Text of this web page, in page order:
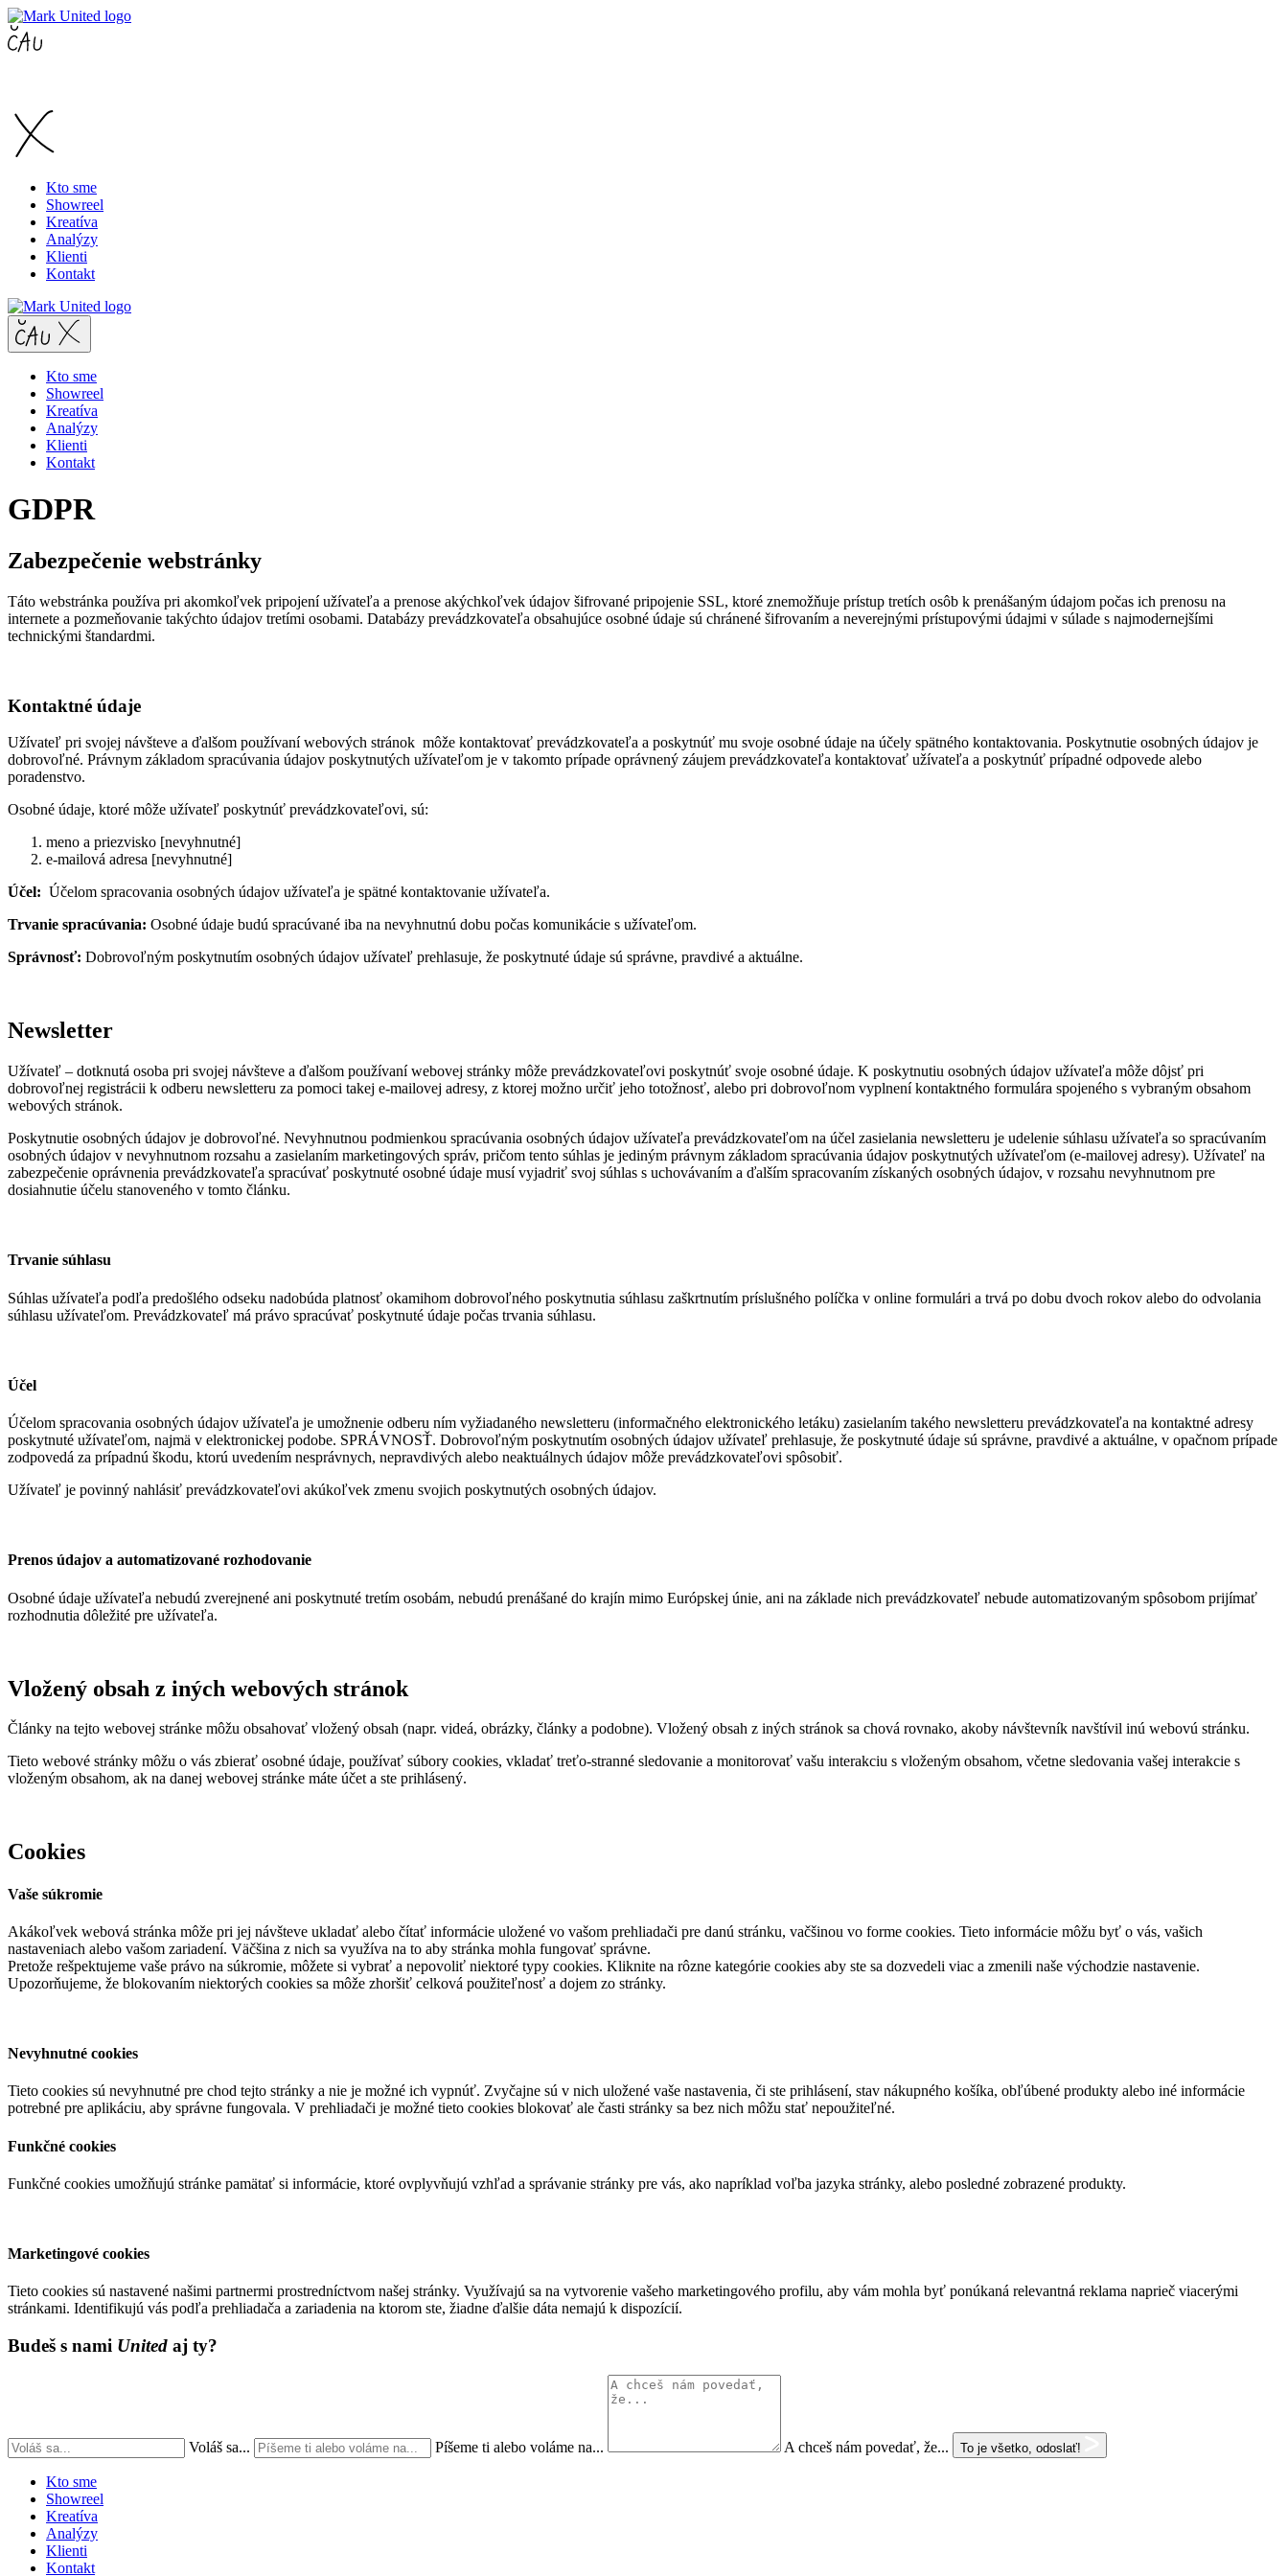
Kto sme
Showreel
Kreatíva
Analýzy
Klienti
Kontakt
Kto sme
Showreel
Kreatíva
Analýzy
Klienti
Kontakt
GDPR
Zabezpečenie webstránky
Táto webstránka používa pri akomkoľvek pripojení užívateľa a prenose akýchkoľvek údajov šifrované pripojenie SSL, ktoré znemožňuje prístup tretích osôb k prenášaným údajom počas ich prenosu na
internete a pozmeňovanie takýchto údajov tretími osobami. Databázy prevádzkovateľa obsahujúce osobné údaje sú chránené šifrovaním a neverejnými prístupovými údajmi v súlade s najmodernejšími
technickými štandardmi.
Kontaktné údaje
Užívateľ pri svojej návšteve a ďalšom používaní webových stránok môže kontaktovať prevádzkovateľa a poskytnúť mu svoje osobné údaje na účely spätného kontaktovania. Poskytnutie osobných údajov je
dobrovoľné. Právnym základom spracúvania údajov poskytnutých užívateľom je v takomto prípade oprávnený záujem prevádzkovateľa kontaktovať užívateľa a poskytnúť prípadné odpovede alebo
poradenstvo.
Osobné údaje, ktoré môže užívateľ poskytnúť prevádzkovateľovi, sú:
meno a priezvisko [nevyhnutné]
e-mailová adresa [nevyhnutné]
Účel: Účelom spracovania osobných údajov užívateľa je spätné kontaktovanie užívateľa.
Trvanie spracúvania: Osobné údaje budú spracúvané iba na nevyhnutnú dobu počas komunikácie s užívateľom.
Správnosť: Dobrovoľným poskytnutím osobných údajov užívateľ prehlasuje, že poskytnuté údaje sú správne, pravdivé a aktuálne.
Newsletter
Užívateľ – dotknutá osoba pri svojej návšteve a ďalšom používaní webovej stránky môže prevádzkovateľovi poskytnúť svoje osobné údaje. K poskytnutiu osobných údajov užívateľa môže dôjsť pri
dobrovoľnej registrácii k odberu newsletteru za pomoci takej e-mailovej adresy, z ktorej možno určiť jeho totožnosť, alebo pri dobrovoľnom vyplnení kontaktného formulára spojeného s vybraným obsahom
webových stránok.
Poskytnutie osobných údajov je dobrovoľné. Nevyhnutnou podmienkou spracúvania osobných údajov užívateľa prevádzkovateľom na účel zasielania newsletteru je udelenie súhlasu užívateľa so spracúvaním
osobných údajov v nevyhnutnom rozsahu a zasielaním marketingových správ, pričom tento súhlas je jediným právnym základom spracúvania údajov poskytnutých užívateľom (e-mailovej adresy). Užívateľ na
zabezpečenie oprávnenia prevádzkovateľa spracúvať poskytnuté osobné údaje musí vyjadriť svoj súhlas s uchovávaním a ďalším spracovaním získaných osobných údajov, v rozsahu nevyhnutnom pre
dosiahnutie účelu stanoveného v tomto článku.
Trvanie súhlasu
Súhlas užívateľa podľa predošlého odseku nadobúda platnosť okamihom dobrovoľného poskytnutia súhlasu zaškrtnutím príslušného políčka v online formulári a trvá po dobu dvoch rokov alebo do odvolania
súhlasu užívateľom. Prevádzkovateľ má právo spracúvať poskytnuté údaje počas trvania súhlasu.
Účel
Účelom spracovania osobných údajov užívateľa je umožnenie odberu ním vyžiadaného newsletteru (informačného elektronického letáku) zasielaním takého newsletteru prevádzkovateľa na kontaktné adresy
poskytnuté užívateľom, najmä v elektronickej podobe. SPRÁVNOSŤ. Dobrovoľným poskytnutím osobných údajov užívateľ prehlasuje, že poskytnuté údaje sú správne, pravdivé a aktuálne, v opačnom prípade
zodpovedá za prípadnú škodu, ktorú uvedením nesprávnych, nepravdivých alebo neaktuálnych údajov môže prevádzkovateľovi spôsobiť.
Užívateľ je povinný nahlásiť prevádzkovateľovi akúkoľvek zmenu svojich poskytnutých osobných údajov.
Prenos údajov a automatizované rozhodovanie
Osobné údaje užívateľa nebudú zverejnené ani poskytnuté tretím osobám, nebudú prenášané do krajín mimo Európskej únie, ani na základe nich prevádzkovateľ nebude automatizovaným spôsobom prijímať
rozhodnutia dôležité pre užívateľa.
Vložený obsah z iných webových stránok
Články na tejto webovej stránke môžu obsahovať vložený obsah (napr. videá, obrázky, články a podobne). Vložený obsah z iných stránok sa chová rovnako, akoby návštevník navštívil inú webovú stránku.
Tieto webové stránky môžu o vás zbierať osobné údaje, používať súbory cookies, vkladať treťo-stranné sledovanie a monitorovať vašu interakciu s vloženým obsahom, včetne sledovania vašej interakcie s
vloženým obsahom, ak na danej webovej stránke máte účet a ste prihlásený.
Cookies
Vaše súkromie
Akákoľvek webová stránka môže pri jej návšteve ukladať alebo čítať informácie uložené vo vašom prehliadači pre danú stránku, vačšinou vo forme cookies. Tieto informácie môžu byť o vás, vašich
nastaveniach alebo vašom zariadení. Väčšina z nich sa využíva na to aby stránka mohla fungovať správne.
Pretože rešpektujeme vaše právo na súkromie, môžete si vybrať a nepovoliť niektoré typy cookies. Kliknite na rôzne kategórie cookies aby ste sa dozvedeli viac a zmenili naše východzie nastavenie.
Upozorňujeme, že blokovaním niektorých cookies sa môže zhoršiť celková použiteľnosť a dojem zo stránky.
Nevyhnutné cookies
Tieto cookies sú nevyhnutné pre chod tejto stránky a nie je možné ich vypnúť. Zvyčajne sú v nich uložené vaše nastavenia, či ste prihlásení, stav nákupného košíka, obľúbené produkty alebo iné informácie
potrebné pre aplikáciu, aby správne fungovala. V prehliadači je možné tieto cookies blokovať ale časti stránky sa bez nich môžu stať nepoužiteľné.
Funkčné cookies
Funkčné cookies umožňujú stránke pamätať si informácie, ktoré ovplyvňujú vzhľad a správanie stránky pre vás, ako napríklad voľba jazyka stránky, alebo posledné zobrazené produkty.
Marketingové cookies
Tieto cookies sú nastavené našimi partnermi prostredníctvom našej stránky. Využívajú sa na vytvorenie vašeho marketingového profilu, aby vám mohla byť ponúkaná relevantná reklama naprieč viacerými
stránkami. Identifikujú vás podľa prehliadača a zariadenia na ktorom ste, žiadne ďalšie dáta nemajú k dispozícií.
Budeš s nami United aj ty?
Voláš sa... Píšeme ti alebo voláme na... A chceš nám povedať, že... To je všetko, odoslať!
Kto sme
Showreel
Kreatíva
Analýzy
Klienti
Kontakt